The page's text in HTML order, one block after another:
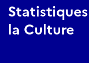
la Culture